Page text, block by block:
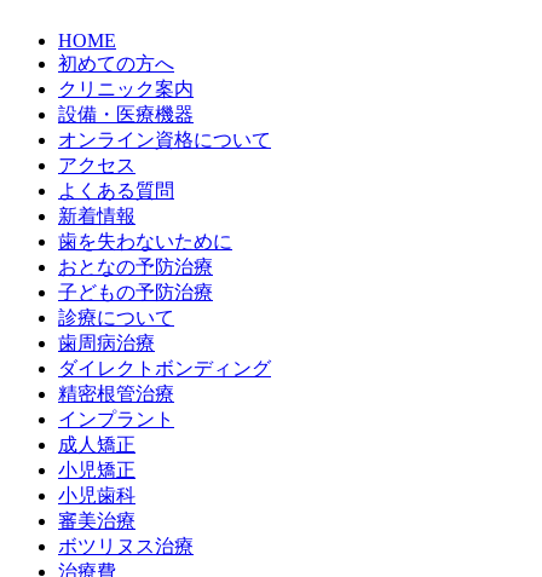
HOME
初めての方へ
クリニック案内
設備・医療機器
オンライン資格について
アクセス
よくある質問
新着情報
歯を失わないために
おとなの予防治療
子どもの予防治療
診療について
歯周病治療
ダイレクトボンディング
精密根管治療
インプラント
成人矯正
小児矯正
小児歯科
審美治療
ボツリヌス治療
治療費